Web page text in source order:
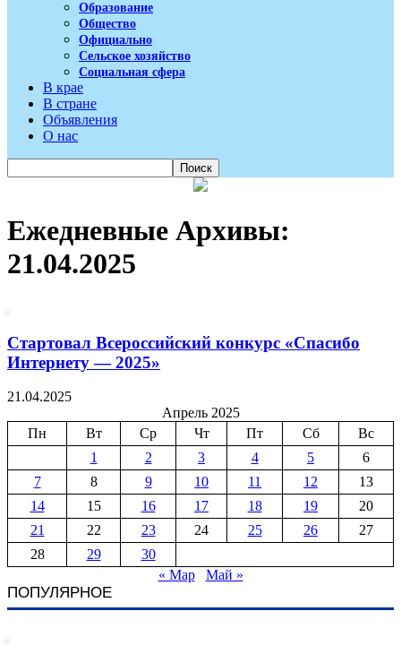
Образование
Общество
Официально
Сельское хозяйство
Социальная сфера
В крае
В стране
Объявления
О нас
Ежедневные Архивы:
21.04.2025
Стартовал Всероссийский конкурс «Спасибо
Интернету — 2025»
21.04.2025
Апрель 2025
Пн
Вт Ср Чт Пт Сб
Вс
1
2 3 4 5
6
7
8 9 10 11 12
13
14
15 16 17 18 19
20
21
22 23 24 25 26
27
28
29
30
« Мар
Май »
ПОПУЛЯРНОЕ